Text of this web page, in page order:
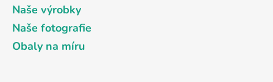
Naše výrobky
Naše fotografie
Obaly na míru